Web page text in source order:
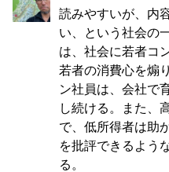
読みやすいが、内
い、という社会の
は、社会に若者コ
若者の消費心を煽
ン社員は、会社で
し続ける。また、
で、低所得者は助
を批評できるよう
る。